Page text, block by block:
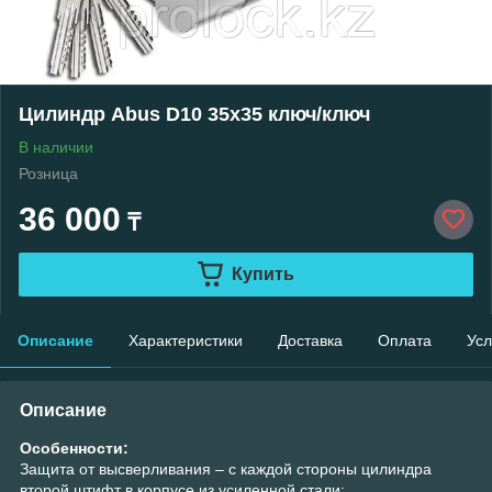
Цилиндр Abus D10 35х35 ключ/ключ
В наличии
Розница
36 000 ₸
Купить
Описание Характеристики Доставка Оплата
Описание
Особенности:
Защита от высверливания – с каждой стороны цилиндра